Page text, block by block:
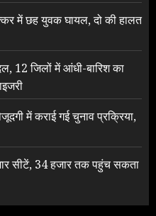
में छह युवक घायल, दो की हालत
12 जिलों में आंधी-बारिश का
में कराई गई चुनाव प्रक्रिया,
सीटें, 34 हजार तक पहुंच सकता